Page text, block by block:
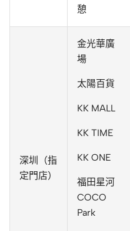
憩
深圳（指
定門店）
金光華廣
場
太陽百貨
KK MALL
KK TIME
KK ONE
福田星河
COCO
Park